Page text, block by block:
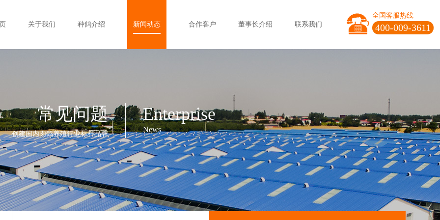
全国客服热线
400-009-3611
关于我们 种鸽介绍 新闻动态 合作客户 董事长介绍 联系我们
常见问题
创建国内肉鸽养殖行业标杆品牌
Enterprise
News